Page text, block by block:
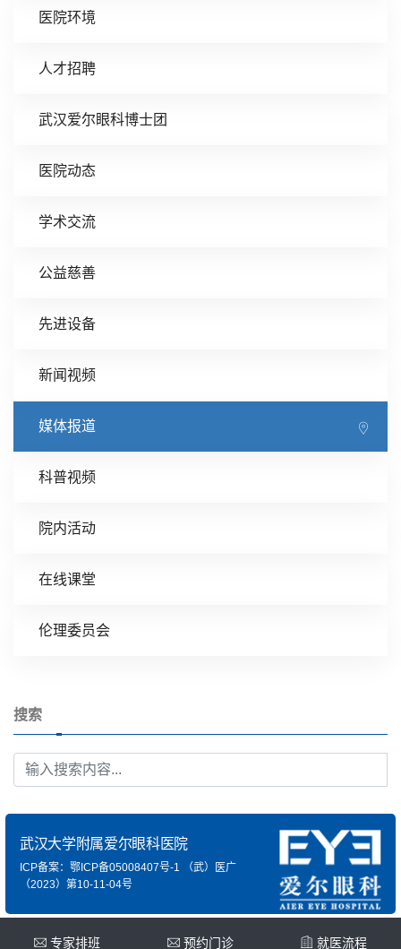
医院环境
人才招聘
武汉爱尔眼科博士团
医院动态
学术交流
公益慈善
先进设备
新闻视频
媒体报道
科普视频
院内活动
在线课堂
伦理委员会
搜索
武汉大学附属爱尔眼科医院
ICP备案：鄂ICP备05008407号-1 （武）医广
（2023）第10-11-04号
专家排班 预约门诊 就医流程